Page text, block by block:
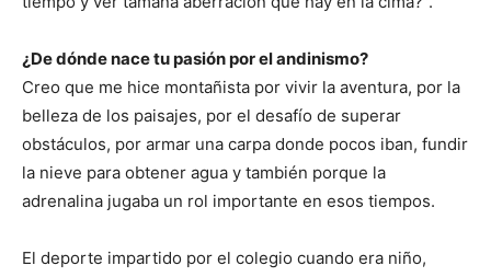
¿De dónde nace tu pasión por el andinismo?
Creo que me hice montañista por vivir la aventura, por la
belleza de los paisajes, por el desafío de superar
obstáculos, por armar una carpa donde pocos iban, fundir
la nieve para obtener agua y también porque la
adrenalina jugaba un rol importante en esos tiempos.
El deporte impartido por el colegio cuando era niño,